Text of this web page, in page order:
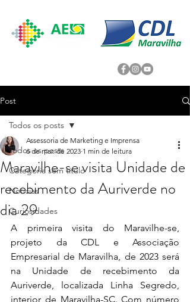
Post
Todos os posts
Categoria sem título
Noticias
Curiosidades
Todos os posts
Maravilhe-se visita Unidade de
recebimento da Auriverde no
dia 29
Assessoria de Marketing e Imprensa
6 de mar. de 2023 1 min de leitura
A primeira visita do Maravilhe-se,
projeto da CDL e Associação
Empresarial de Maravilha, de 2023 será
na Unidade de recebimento da
Auriverde, localizada Linha Segredo,
interior de Maravilha-SC. Com número